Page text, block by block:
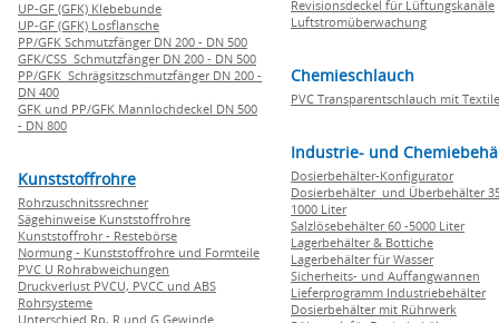
UP-GF (GFK) Klebebunde
UP-GF (GFK) Losflansche
PP/GFK Schmutzfänger DN 200 - DN 500
GFK/CSS Schmutzfänger DN 200 - DN 500
PP/GFK Schrägsitzschmutzfänger DN 200 -
DN 400
GFK und PP/GFK Mannlochdeckel DN 500
- DN 800
Kunststoffrohre
Rohrzuschnitssrechner
Sägehinweise Kunststoffrohre
Kunststoffrohr - Restebörse
Normung - Kunststoffrohre und Formteile
PVC U Rohrabweichungen
Druckverlust PVCU, PVCC und ABS
Rohrsysteme
Unterschied Rp, R und G Gewinde
Revisionsdeckel für Lüftungskanäle
Luftstromüberwachung
Chemieschlauch
PVC Transparentschlauch mit
Industrie- und
Dosierbehälter-Konfigurator
Dosierbehälter und Überbehälter
1000 Liter
Salzlösebehälter 60 -5000 Liter
Lagerbehälter & Bottiche
Lagerbehälter für Wasser
Sicherheits- und Auffangwannen
Lieferprogramm Industriebehälter
Dosierbehälter mit Rührwerk